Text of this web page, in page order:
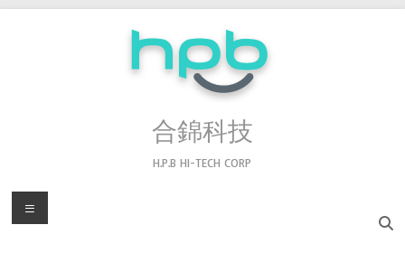
合錦科技
H.P.B HI-TECH CORP
Menu